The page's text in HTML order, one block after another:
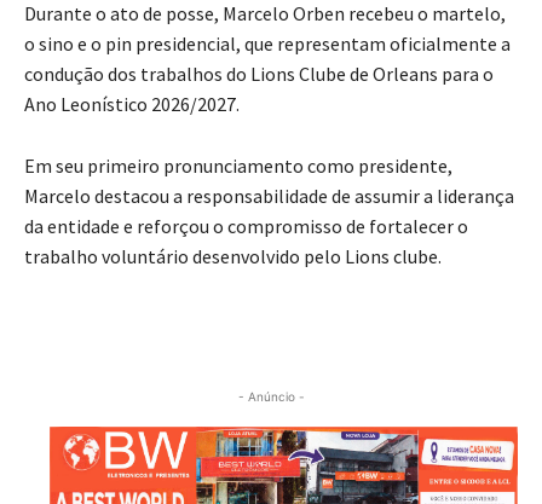
Durante o ato de posse, Marcelo Orben recebeu o martelo,
o sino e o pin presidencial, que representam oficialmente a
condução dos trabalhos do Lions Clube de Orleans para o
Ano Leonístico 2026/2027.
Em seu primeiro pronunciamento como presidente,
Marcelo destacou a responsabilidade de assumir a liderança
da entidade e reforçou o compromisso de fortalecer o
trabalho voluntário desenvolvido pelo Lions clube.
- Anúncio -